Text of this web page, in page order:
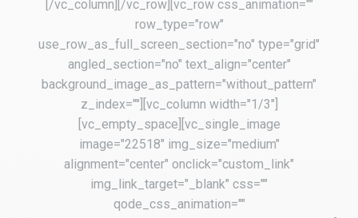
[/vc_column][/vc_row][vc_row css_animation=""
row_type="row"
use_row_as_full_screen_section="no" type="grid"
angled_section="no" text_align="center"
background_image_as_pattern="without_pattern"
z_index=""][vc_column width="1/3"]
[vc_empty_space][vc_single_image
image="22518" img_size="medium"
alignment="center" onclick="custom_link"
img_link_target="_blank" css=""
qode_css_animation=""